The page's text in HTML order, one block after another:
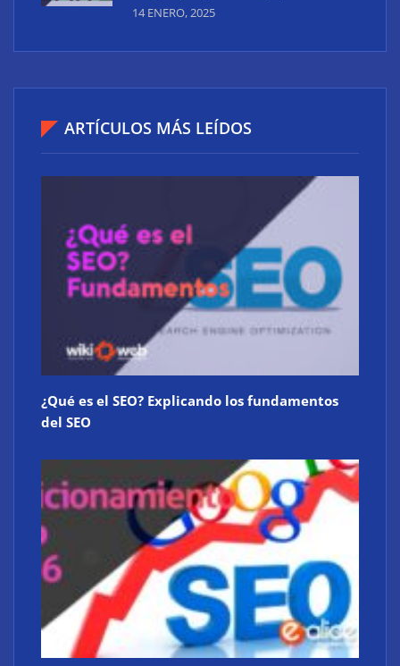
La revolución digital del mercado inmobiliario
14 ENERO, 2025
ARTÍCULOS MÁS LEÍDOS
¿Qué es el SEO? Explicando los fundamentos
del SEO